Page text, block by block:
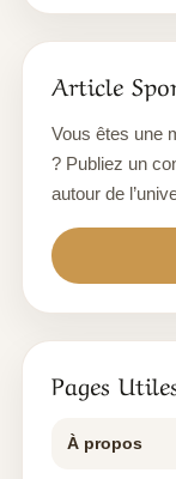
Article
Vous êtes une
? Publiez un
autour de
Pages
À propos